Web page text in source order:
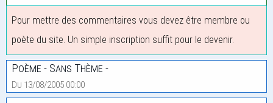
Pour mettre des commentaires vous devez être membre ou
poète du site. Un simple inscription suffit pour le devenir.
Poème - Sans Thème -
Du 13/08/2005 00:00